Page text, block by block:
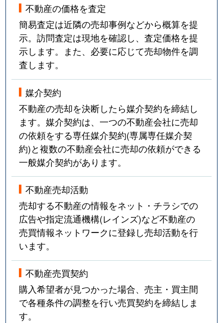
不動産の価格を査定
簡易査定は近隣の売却事例などから概算を提
示。訪問査定は現地を確認し、査定価格を提
示します。また、必要に応じて売却物件を調
査します。
媒介契約
不動産の売却を決断したら媒介契約を締結し
ます。媒介契約は、一つの不動産会社に売却
の依頼をする専任媒介契約(専属専任媒介契
約)と複数の不動産会社に売却の依頼ができる
一般媒介契約があります。
不動産売却活動
売却する不動産の情報をネット・チラシでの
広告や指定流通機構(レインズ)など不動産の
売買情報ネットワークに登録し売却活動を行
います。
不動産売買契約
購入希望者が見つかった場合、売主・買主間
で各種条件の調整を行い売買契約を締結しま
す。